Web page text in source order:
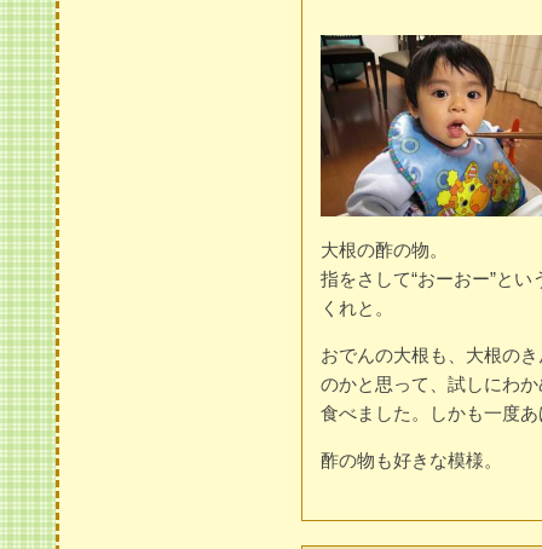
大根の酢の物。
指をさして“おーおー”と
くれと。
おでんの大根も、大根の
のかと思って、試しにわ
食べました。しかも一度
酢の物も好きな模様。